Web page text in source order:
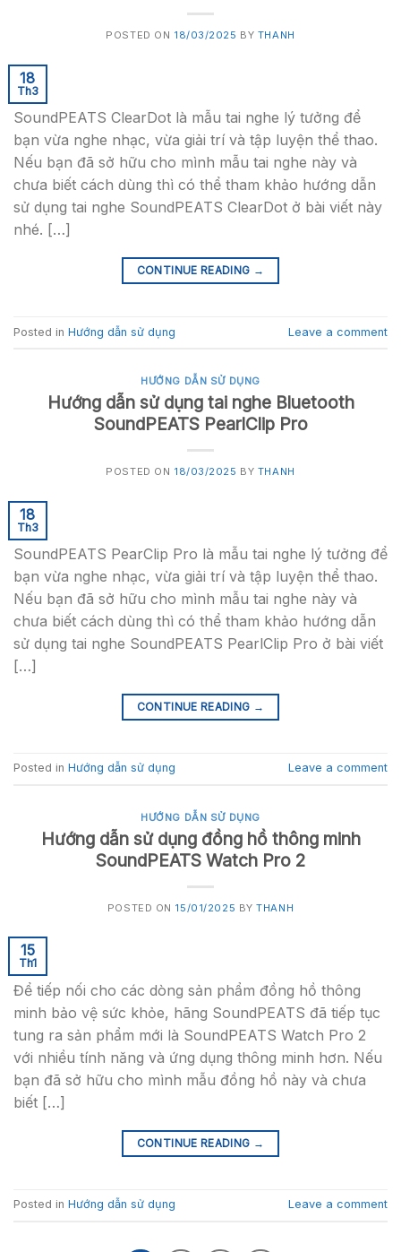
POSTED ON 18/03/2025 BY THANH
18
Th3
SoundPEATS ClearDot là mẫu tai nghe lý tưởng để
bạn vừa nghe nhạc, vừa giải trí và tập luyện thể thao.
Nếu bạn đã sở hữu cho mình mẫu tai nghe này và
chưa biết cách dùng thì có thể tham khảo hướng dẫn
sử dụng tai nghe SoundPEATS ClearDot ở bài viết này
nhé. […]
CONTINUE READING →
Posted in Hướng dẫn sử dụng Leave a comment
HƯỚNG DẪN SỬ DỤNG
Hướng dẫn sử dụng tai nghe Bluetooth
SoundPEATS PearlClip Pro
POSTED ON 18/03/2025 BY THANH
18
Th3
SoundPEATS PearClip Pro là mẫu tai nghe lý tưởng để
bạn vừa nghe nhạc, vừa giải trí và tập luyện thể thao.
Nếu bạn đã sở hữu cho mình mẫu tai nghe này và
chưa biết cách dùng thì có thể tham khảo hướng dẫn
sử dụng tai nghe SoundPEATS PearlClip Pro ở bài viết
[…]
CONTINUE READING →
Posted in Hướng dẫn sử dụng Leave a comment
HƯỚNG DẪN SỬ DỤNG
Hướng dẫn sử dụng đồng hồ thông minh
SoundPEATS Watch Pro 2
POSTED ON 15/01/2025 BYTHANH
15
Th1
Để tiếp nối cho các dòng sản phẩm đồng hồ thông
minh bảo vệ sức khỏe, hãng SoundPEATS đã tiếp tục
tung ra sản phẩm mới là SoundPEATS Watch Pro 2
với nhiều tính năng và ứng dụng thông minh hơn. Nếu
bạn đã sở hữu cho mình mẫu đồng hồ này và chưa
biết […]
CONTINUE READING →
Posted in Hướng dẫn sử dụng Leave a comment